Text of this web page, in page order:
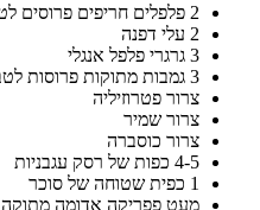
2 פלפלים חריפים פרוסים לטבעות
2 עלי דפנה
3 גרגרי פלפל אנגלי
3 גמבות מתוקות פרוסות לטבעות.
צרור פטרוזיליה
צרור שמיר
צרור כוסברה
4-5 כפות של רסק עגבניות
1 כפית שטוחה של סוכר
מעט פפריקה אדומה מתוקה